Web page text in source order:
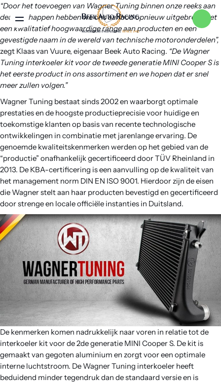
Menu
Home
Services
Merken
Nieuws
Over ons
Contact
“Door het toevoegen van Wagner Tuning binnen onze reeks aan
dealerschappen hebben we ons aanbod opnieuw uitgebreid met
een kwalitatief hoogwaardige range aan producten en een
gevestigde naam in de wereld van technische motoronderdelen”,
zegt Klaas van Vuure, eigenaar Beek Auto Racing. “De Wagner
Tuning interkoeler kit voor de tweede generatie MINI Cooper S is
het eerste product in ons assortiment en we hopen dat er snel
meer zullen volgen.”
Wagner Tuning bestaat sinds 2002 en waarborgt optimale
prestaties en de hoogste productieprecisie voor huidige en
toekomstige klanten op basis van recente technologische
ontwikkelingen in combinatie met jarenlange ervaring. De
genoemde kwaliteitskenmerken werden op het gebied van de
“productie” onafhankelijk gecertificeerd door TÜV Rheinland in
2013. De KBA-certificering is een aanvulling op de kwaliteit van
het management norm DIN EN ISO 9001. Hierdoor zijn de eisen
die Wagner stelt aan haar producten bevestigd en gecertificeerd
door strenge en locale officiële instanties in Duitsland.
De kenmerken komen nadrukkelijk naar voren in relatie tot de
interkoeler kit voor de 2de generatie MINI Cooper S. De kit is
gemaakt van gegoten aluminium en zorgt voor een optimale
interne luchtstroom. De Wagner Tuning interkoeler heeft
beduidend minder tegendruk dan de standaard versie en is